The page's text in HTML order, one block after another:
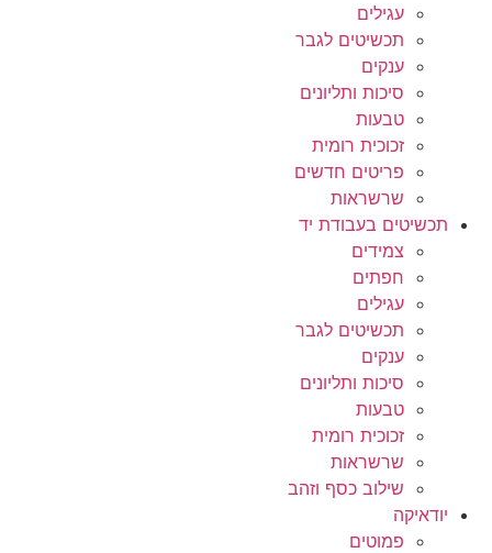
עגילים
תכשיטים לגבר
ענקים
סיכות ותליונים
טבעות
זכוכית רומית
פריטים חדשים
שרשראות
תכשיטים בעבודת יד
צמידים
חפתים
עגילים
תכשיטים לגבר
ענקים
סיכות ותליונים
טבעות
זכוכית רומית
שרשראות
שילוב כסף וזהב
יודאיקה
פמוטים